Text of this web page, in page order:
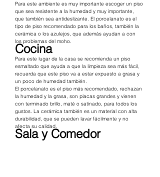
Para este ambiente es muy importante escoger un piso
que sea resistente a la humedad y muy importante,
que también sea antideslizante. El porcelanato es el
tipo de piso recomendado para los baños, también la
cerámica o los azulejos, que además ayudan a con
los problemas del moho.
Cocina
Para este lugar de la casa se recomienda un piso
esmaltado que ayuda a que la limpieza sea más fácil,
recuerda que este piso va a estar expuesto a grasa y
un poco de humedad también.
El porcelanato es el piso más recomendado, rechazan
la humedad y la grasa, son placas grandes y vienen
con terminado brillo, maté o satinado, para todos los
gustos. La cerámica también es un material con alta
durabilidad, que se pueden lavar fácilmente y no
afecta su calidad.
Sala y Comedor